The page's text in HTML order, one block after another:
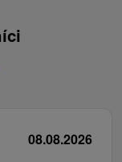
08.08.2026